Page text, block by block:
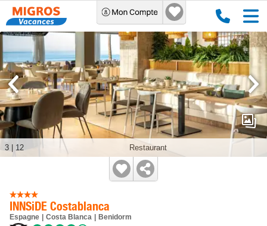
INNSiDE Costablanca
Espagne Costa Blanca Benidorm
Restaurant
3 12